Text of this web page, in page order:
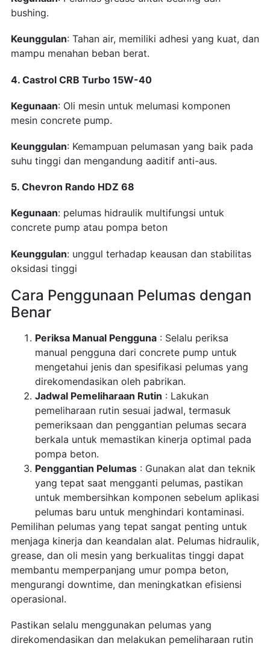
bushing.
Keunggulan: Tahan air, memiliki adhesi yang kuat, dan
mampu menahan beban berat.
4. Castrol CRB Turbo 15W-40
Kegunaan: Oli mesin untuk melumasi komponen
mesin concrete pump.
Keunggulan: Kemampuan pelumasan yang baik pada
suhu tinggi dan mengandung aaditif anti-aus.
5. Chevron Rando HDZ 68
Kegunaan: pelumas hidraulik multifungsi untuk
concrete pump atau pompa beton
Keunggulan: unggul terhadap keausan dan stabilitas
oksidasi tinggi
Cara Penggunaan Pelumas dengan
Benar
Periksa Manual Pengguna: Selalu periksa
manual pengguna dari concrete pump untuk
mengetahui jenis dan spesifikasi pelumas yang
direkomendasikan oleh pabrikan.
Jadwal Pemeliharaan Rutin : Lakukan
pemeliharaan rutin sesuai jadwal, termasuk
pemeriksaan dan penggantian pelumas secara
berkala untuk memastikan kinerja optimal pada
pompa beton.
Penggantian Pelumas: Gunakan alat dan teknik
yang tepat saat mengganti pelumas, pastikan
untuk membersihkan komponen sebelum aplikasi
pelumas baru untuk menghindari kontaminasi.
Pemilihan pelumas yang tepat sangat penting untuk
menjaga kinerja dan keandalan alat. Pelumas hidraulik,
grease, dan oli mesin yang berkualitas tinggi dapat
membantu memperpanjang umur pompa beton,
mengurangi downtime, dan meningkatkan efisiensi
operasional.
Pastikan selalu menggunakan pelumas yang
direkomendasikan dan melakukan pemeliharaan rutin